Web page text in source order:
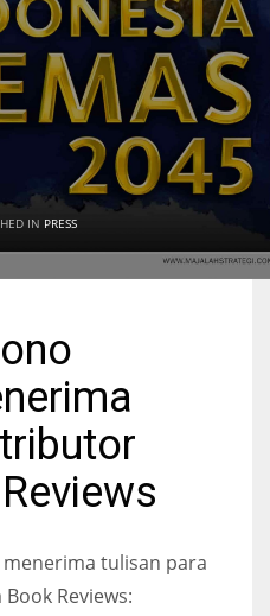
IN PRESS
menerima tulisan para
Reviews: